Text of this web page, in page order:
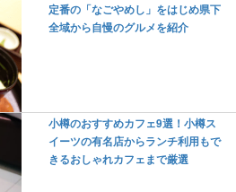
定番の「なごやめし」をはじめ県下
全域から自慢のグルメを紹介
小樽のおすすめカフェ9選！小樽ス
イーツの有名店からランチ利用もで
きるおしゃれカフェまで厳選